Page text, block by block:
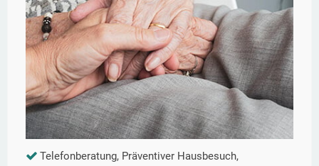
Telefonberatung, Präventiver Hausbesuch,